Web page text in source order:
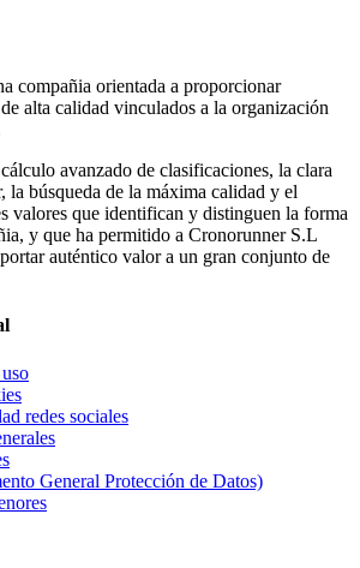
compañia orientada a proporcionar
alta calidad vinculados a la organización
avanzado de clasificaciones, la clara
la búsqueda de la máxima calidad y el
valores que identifican y distinguen la forma
y que ha permitido a Cronorunner S.L
auténtico valor a un gran conjunto de
redes sociales
General Protección de Datos)